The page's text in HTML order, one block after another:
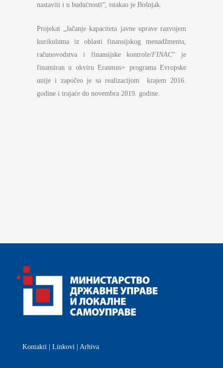
nastaviti i u budućnosti“, istakao je Bošnjak.
Projekat „Jačanje kapaciteta javne uprave razvojem
kurikuluma iz oblasti finansijskog menadžmenta,
računovodstva i finansijske kontrole/FINAC“ je
finansiran u okviru Erasmus+ programa Evropske
unije i započeo je sa realizacijom krajem 2016.
godine i trajaće do novembra 2019. godine.
Kontakti Linkovi Arhiva